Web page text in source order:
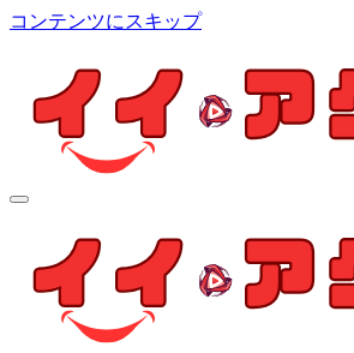
コンテンツにスキップ